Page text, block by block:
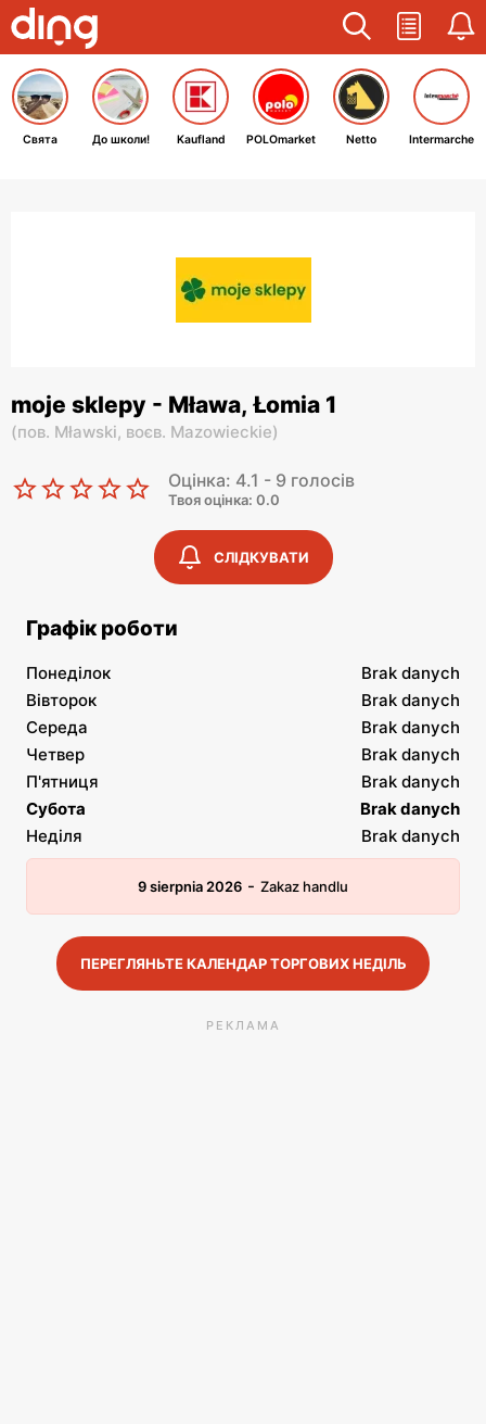
Свята До школи! Kaufland POLOmarket Netto Intermarche
moje sklepy - Mława, Łomia 1
(пов. Mławski, воєв. Mazowieckie)
Оцінка: 4.1 - 9 голосів
Твоя оцінка: 0.0
СЛІДКУВАТИ
Графік роботи
Понеділок
Brak danych
Вівторок
Brak danych
Середа
Brak danych
Четвер
Brak danych
П'ятниця
Brak danych
Субота
Brak danych
Неділя
Brak danych
9 sierpnia 2026 - Zakaz handlu
ПЕРЕГЛЯНЬТЕ КАЛЕНДАР ТОРГОВИХ НЕДІЛЬ
РЕКЛАМА